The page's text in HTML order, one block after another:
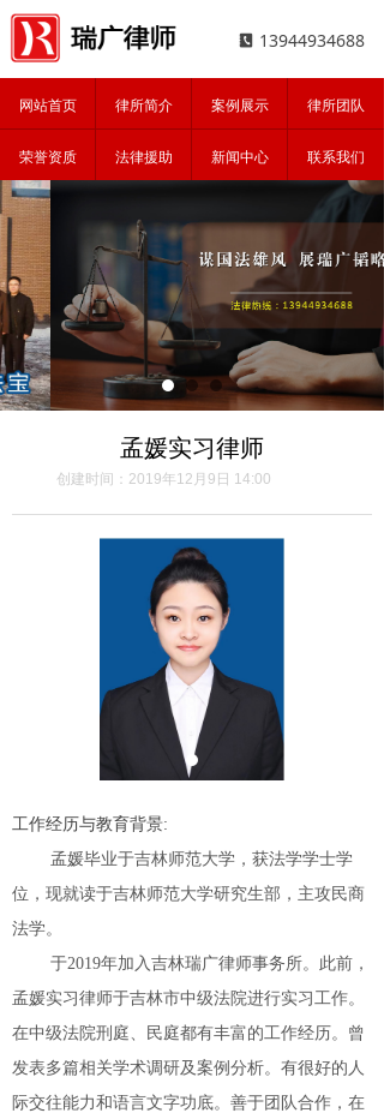
网站首页 律所简介 案例展示 律所团队
荣誉资质 法律援助 新闻中心 联系我们
끐 13944934688
孟媛实习律师
创建时间： 2019年12月9日 14:00
工作经历与教育背景:
孟媛毕业于吉林师范大学，获法学学士学
位，现就读于吉林师范大学研究生部，主攻民商
法学。
于2019年加入吉林瑞广律师事务所。此前，
孟媛实习律师于吉林市中级法院进行实习工作。
在中级法院刑庭、民庭都有丰富的工作经历。曾
发表多篇相关学术调研及案例分析。有很好的人
际交往能力和语言文字功底。善于团队合作，在